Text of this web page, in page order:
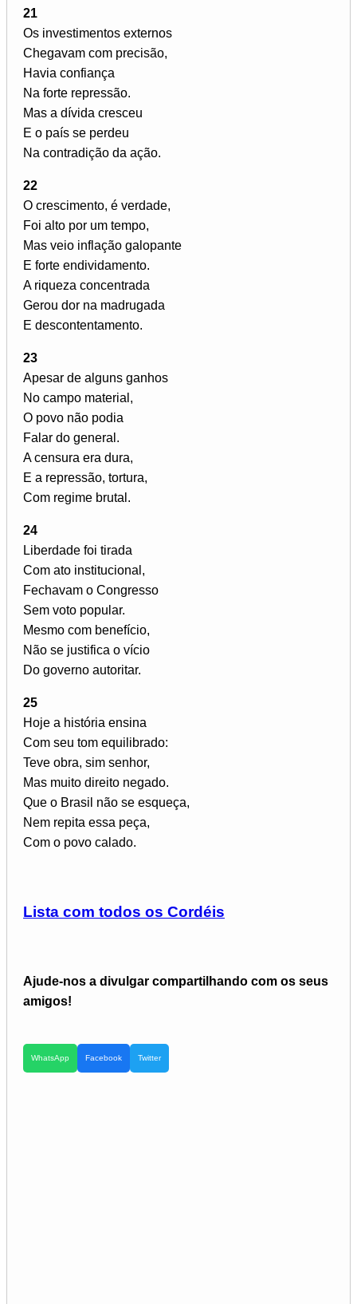
21
Os investimentos externos
Chegavam com precisão,
Havia confiança
Na forte repressão.
Mas a dívida cresceu
E o país se perdeu
Na contradição da ação.
22
O crescimento, é verdade,
Foi alto por um tempo,
Mas veio inflação galopante
E forte endividamento.
A riqueza concentrada
Gerou dor na madrugada
E descontentamento.
23
Apesar de alguns ganhos
No campo material,
O povo não podia
Falar do general.
A censura era dura,
E a repressão, tortura,
Com regime brutal.
24
Liberdade foi tirada
Com ato institucional,
Fechavam o Congresso
Sem voto popular.
Mesmo com benefício,
Não se justifica o vício
Do governo autoritar.
25
Hoje a história ensina
Com seu tom equilibrado:
Teve obra, sim senhor,
Mas muito direito negado.
Que o Brasil não se esqueça,
Nem repita essa peça,
Com o povo calado.
Lista com todos os Cordéis
Ajude-nos a divulgar compartilhando com os seus
amigos!
WhatsApp Facebook Twitter